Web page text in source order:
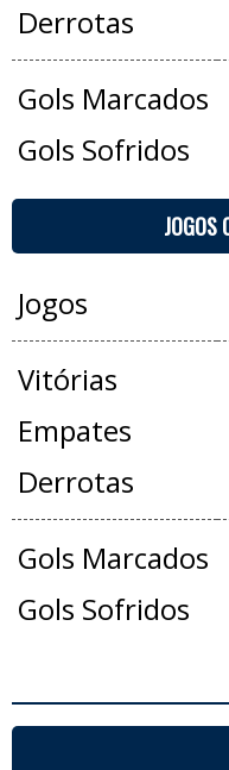
Derrotas
Gols Marcados
Gols Sofridos
JOGOS
Jogos
Vitórias
Empates
Derrotas
Gols Marcados
Gols Sofridos